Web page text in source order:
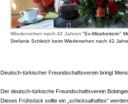
Wiedersehen nach 42 Jahren "Ex-Mitarbeiterin"
Stefanie Schleich beim Wiedersehen nach 42
Deutsch-türkischer Freundschaftsverein bringt
Der deutsch-türkische Freundschaftsverein
Dieses Frühstück sollte ein „schicksalhaftes“